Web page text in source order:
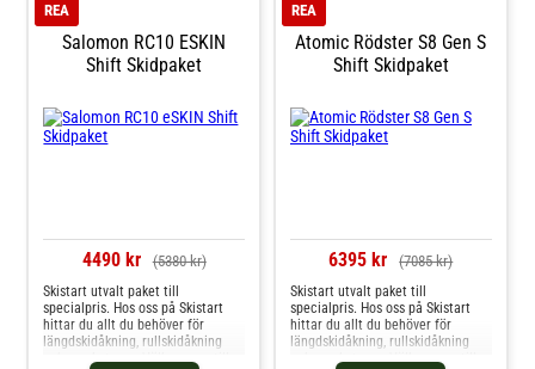
Salomon RC10 ESKIN
Shift Skidpaket
REA
4490 kr (5380 kr)
Skistart utvalt paket till
specialpris. Hos oss på Skistart
hittar du allt du behöver för
längdskidåkning, rullskidåkning
och mycket mer. Välkommen till
Atomic Rödster S8 Gen S
Shift Skidpaket
REA
6395 kr (7085 kr)
Skistart utvalt paket till
specialpris. Hos oss på Skistart
hittar du allt du behöver för
längdskidåkning, rullskidåkning
och mycket mer. Välkommen till